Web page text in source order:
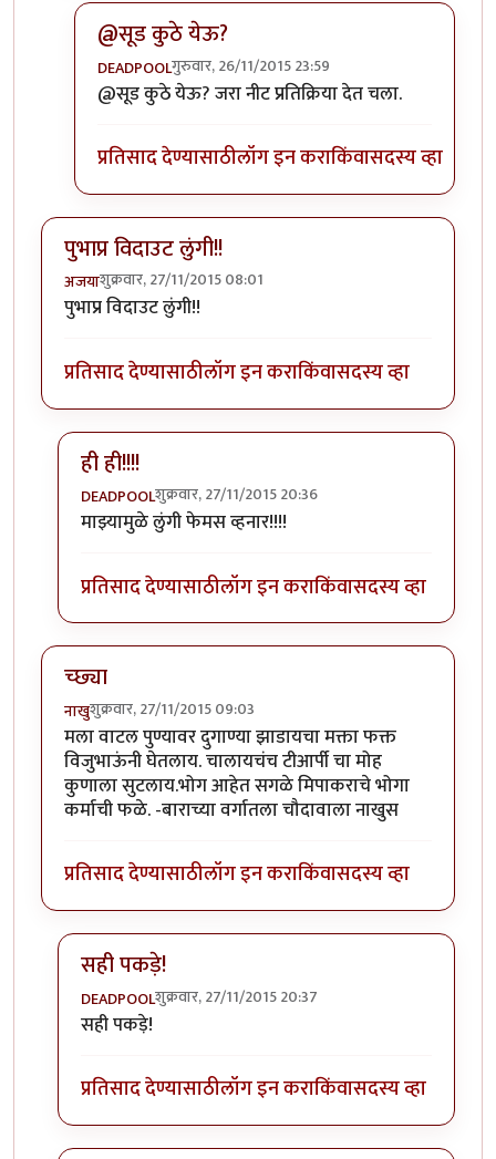
@सूड कुठे येऊ?
DEADPOOLगुरुवार, 26/11/2015 23:59
In reply toकाहून!!!byDEADPOOL
@सूड कुठे येऊ? जरा नीट प्रतिक्रिया देत चला.
प्रतिसाद देण्यासाठीलॉग इन कराकिंवासदस्य व्हा
पुभाप्र विदाउट लुंगी!!
अजयाशुक्रवार, 27/11/2015 08:01
पुभाप्र विदाउट लुंगी!!
प्रतिसाद देण्यासाठीलॉग इन कराकिंवासदस्य व्हा
ही ही!!!!
DEADPOOLशुक्रवार, 27/11/2015 20:36
In reply toपुभाप्र विदाउट लुंगी!!
माझ्यामुळे लुंगी फेमस व्हनार!!!!
प्रतिसाद देण्यासाठीलॉग इन कराकिंवासदस्य व्हा
च्छ्या
नाखुशुक्रवार, 27/11/2015 09:03
मला वाटल पुण्यावर दुगाण्या झाडायचा मक्ता फक्त
विजुभाऊंनी घेतलाय. चालायचंच टीआर्पी चा मोह
कुणाला सुटलाय.भोग आहेत सगळे मिपाकराचे भोगा
कर्माची फळे. -बाराच्या वर्गातला चौदावाला नाखुस
प्रतिसाद देण्यासाठीलॉग इन कराकिंवासदस्य व्हा
सही पकड़े!
DEADPOOLशुक्रवार, 27/11/2015 20:37
In reply to
सही पकड़े!
प्रतिसाद देण्यासाठीलॉग इन कराकिंवासदस्य व्हा